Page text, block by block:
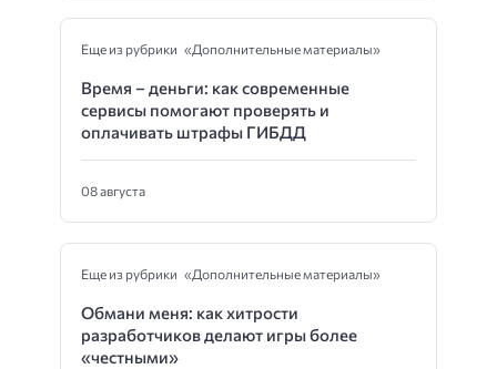
Еще из рубрики «Дополнительные материалы»
Время – деньги: как современные
сервисы помогают проверять и
оплачивать штрафы ГИБДД
08 августа
Еще из рубрики «Дополнительные материалы»
Обмани меня: как хитрости
разработчиков делают игры более
«честными»